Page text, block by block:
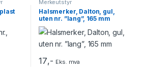
Merkeutstyr
Halsmerker, Dalton, gul,
uten nr. ”lang”, 165 mm
17,- Eks. mva